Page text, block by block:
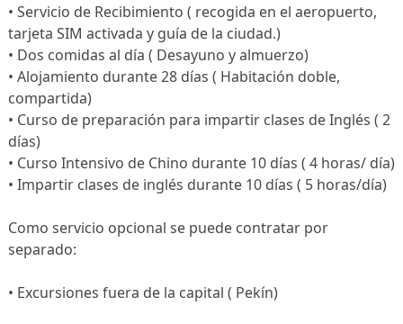
• Servicio de Recibimiento ( recogida en el aeropuerto,
tarjeta SIM activada y guía de la ciudad.)
• Dos comidas al día ( Desayuno y almuerzo)
• Alojamiento durante 28 días ( Habitación doble,
compartida)
• Curso de preparación para impartir clases de Inglés ( 2
días)
• Curso Intensivo de Chino durante 10 días ( 4 horas/ día)
• Impartir clases de inglés durante 10 días ( 5 horas/día)
Como servicio opcional se puede contratar por
separado:
• Excursiones fuera de la capital ( Pekín)